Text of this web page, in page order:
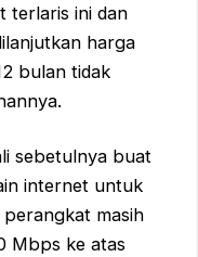
terlaris ini dan
harga
bulan tidak
sebetulnya buat
internet untuk
masih
Mbps ke atas